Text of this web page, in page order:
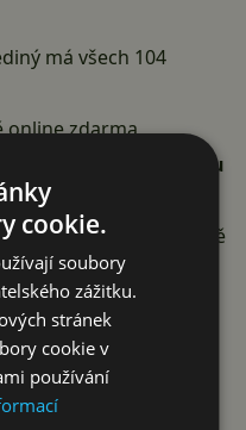
má všech 104
online zdarma
na placenou platformu
místem v Česku, kde
pohromadě, včetně
zpětné
a sestřihy.
všech tarifů
v základním tarifu
samotné MS tedy
cookie.
soubory
zážitku.
stránek
cookie v
používání